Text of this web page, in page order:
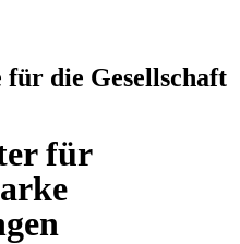
die Gesellschaft
für